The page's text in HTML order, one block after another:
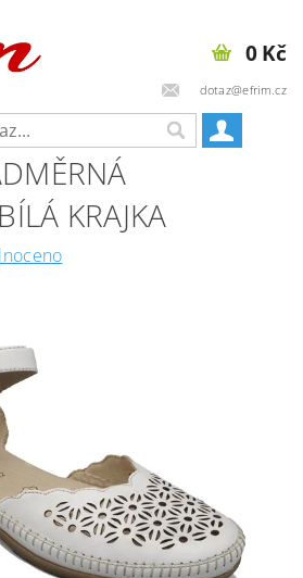
dotaz@efrim.cz
0 Kč
KRAJKA